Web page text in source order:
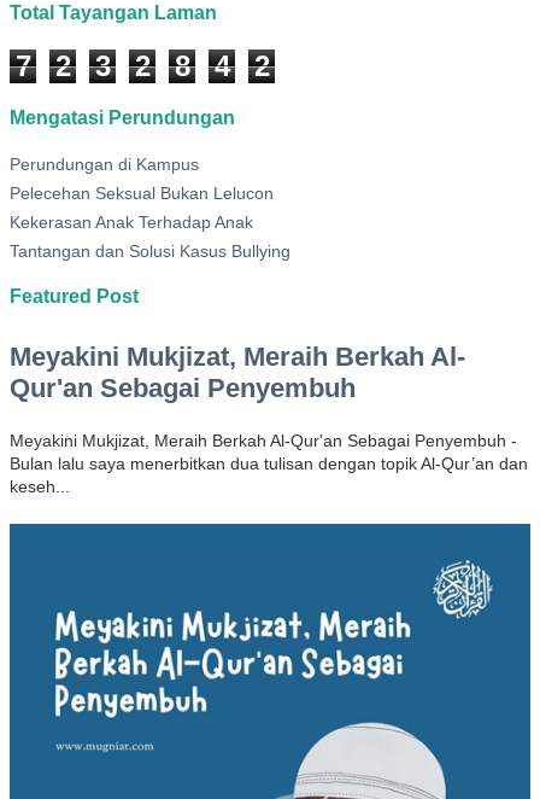
Total Tayangan Laman
7 2 3 2 8 4 2
Mengatasi Perundungan
Perundungan di Kampus
Pelecehan Seksual Bukan Lelucon
Kekerasan Anak Terhadap Anak
Tantangan dan Solusi Kasus Bullying
Featured Post
Meyakini Mukjizat, Meraih Berkah Al-
Qur'an Sebagai Penyembuh
Meyakini Mukjizat, Meraih Berkah Al-Qur'an Sebagai Penyembuh -
Bulan lalu saya menerbitkan dua tulisan dengan topik Al-Qur’an dan
keseh...